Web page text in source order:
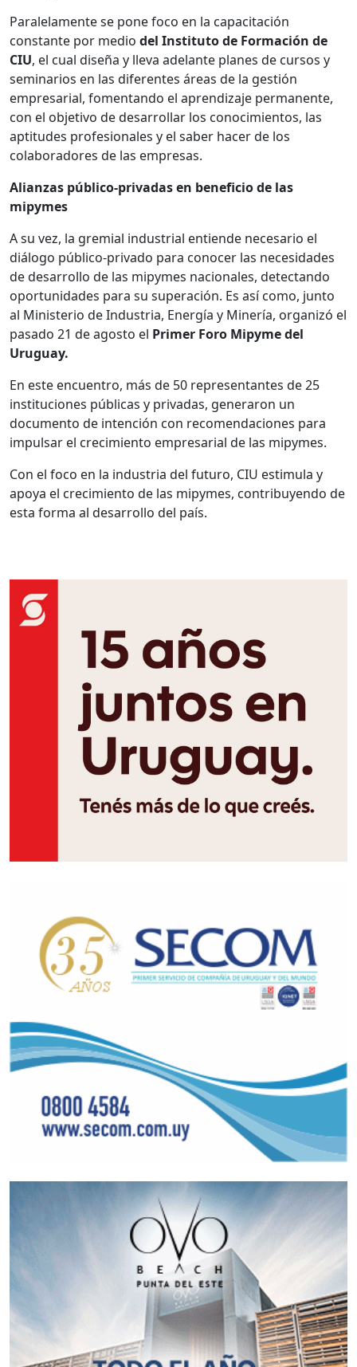
Paralelamente se pone foco en la capacitación
constante por medio del Instituto de Formación de
CIU, el cual diseña y lleva adelante planes de cursos y
seminarios en las diferentes áreas de la gestión
empresarial, fomentando el aprendizaje permanente,
con el objetivo de desarrollar los conocimientos, las
aptitudes profesionales y el saber hacer de los
colaboradores de las empresas.
Alianzas público-privadas en beneficio de las
mipymes
A su vez, la gremial industrial entiende necesario el
diálogo público-privado para conocer las necesidades
de desarrollo de las mipymes nacionales, detectando
oportunidades para su superación. Es así como, junto
al Ministerio de Industria, Energía y Minería, organizó el
pasado 21 de agosto el Primer Foro Mipyme del
Uruguay.
En este encuentro, más de 50 representantes de 25
instituciones públicas y privadas, generaron un
documento de intención con recomendaciones para
impulsar el crecimiento empresarial de las mipymes.
Con el foco en la industria del futuro, CIU estimula y
apoya el crecimiento de las mipymes, contribuyendo de
esta forma al desarrollo del país.